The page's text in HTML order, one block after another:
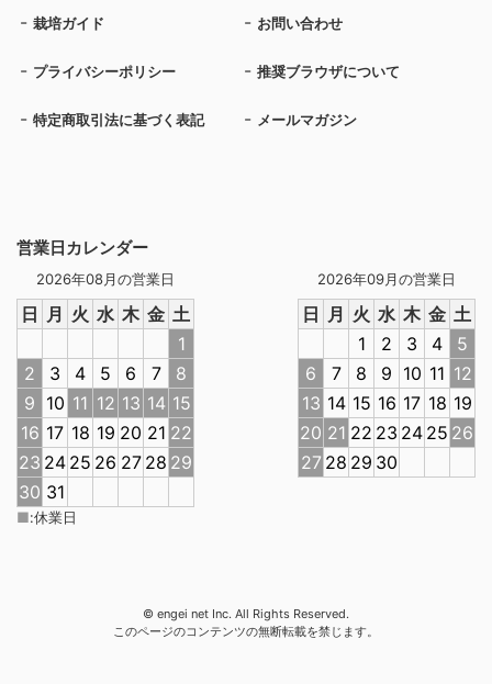
営業日カレンダー
2026年08月の営業日
日 月 火 水 木 金 土
1
2
3 4 5 6 7
8
9 10 11 12 13 14 15
16 17 18 19 20 21 22
23 24 25 26 27 28 29
30 31
2026年09月の営業日
日 月 火 水 木 金 土
1
2 3 4
5
6
7 8 9 10 11 12
13 14 15 16 17 18 19
20 21 22 23 24 25 26
27 28 29 30
■:休業日
栽培ガイド お問い合わせ
プライバシーポリシー 推奨ブラウザについて
特定商取引法に基づく表記 メールマガジン
© engei net Inc. All Rights Reserved.
このページのコンテンツの無断転載を禁じます。